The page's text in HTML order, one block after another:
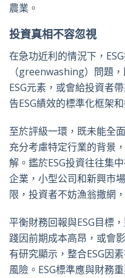
農業。
投資真相不容忽視
在急功近利的情況下，
（greenwashing）問題
ESG元素，或會給投資者
告ESG績效的標準化框架
至於評級一環，既未能全
充分考慮特定行業的背景
解。鑑於ESG投資往往集
企業，小型公司和新興市
限，投資者不妨漁翁撒網
平衡財務回報與ESG目標
踐因前期成本高昂，或會
有研究顯示，整合ESG因
風險。ESG標準應與財務